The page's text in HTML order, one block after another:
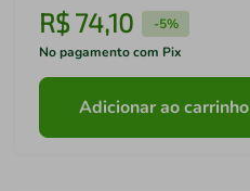
R$ 74,10 -5%
No pagamento com Pix
Adicionar ao carrinho